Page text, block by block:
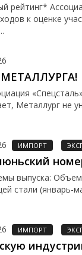
рейтинг*
к оценке
«Спецсталь»
Металлург не
ИМПОРТ
выпуска: Объем
стали (январь-
ИМПОРТ